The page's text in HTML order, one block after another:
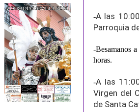
-A las
Parroquia
-Besamanos
horas.
-A las
Virgen del
de Santa